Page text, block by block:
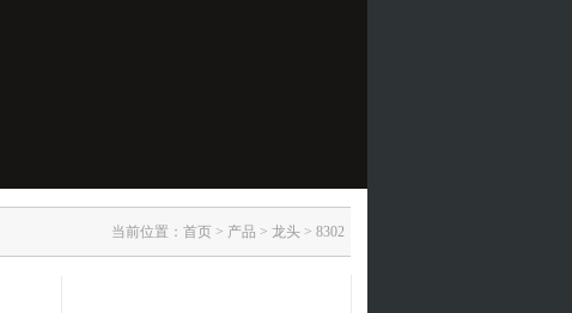
当前位置： 首页> 产品 > 龙头> 8302